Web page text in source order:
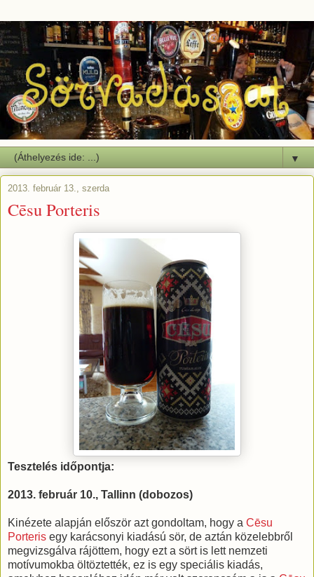
▼
2013. február 13., szerda
Cēsu Porteris
Tesztelés időpontja:
2013. február 10., Tallinn (dobozos)
Kinézete alapján először azt gondoltam, hogy a Cēsu
Porteris egy karácsonyi kiadású sör, de aztán közelebbről
megvizsgálva rájöttem, hogy ezt a sört is lett nemzeti
motívumokba öltöztették, ez is egy speciális kiadás,